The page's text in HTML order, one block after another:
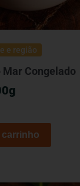
e região
Congelado